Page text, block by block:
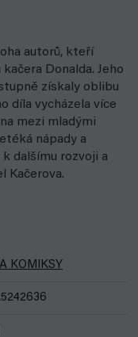
autorů, kteří
Donalda. Jeho
získaly oblibu
díla vycházela více
mezi mladými
nápady a
dalšímu rozvoji a
Kačerova.
KOMIKSY